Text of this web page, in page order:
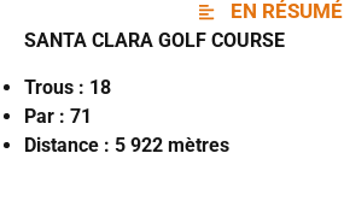
EN RÉSUMÉ
SANTA CLARA GOLF COURSE
Trous : 18
Par : 71
Distance : 5 922 mètres